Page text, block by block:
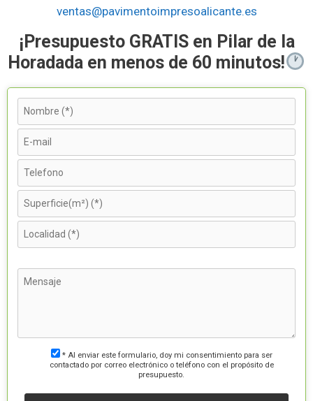
ventas@pavimentoimpresoalicante.es
¡Presupuesto GRATIS en Pilar de la
Horadada en menos de 60 minutos!
* Al enviar este formulario, doy mi consentimiento para ser
contactado por correo electrónico o teléfono con el propósito de
presupuesto.